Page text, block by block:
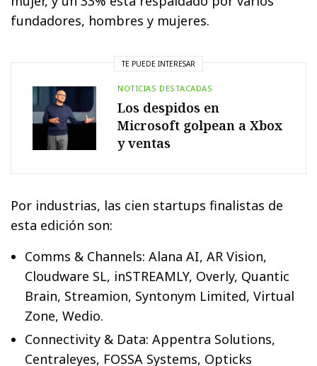
fundadores, hombres y mujeres.
TE PUEDE INTERESAR
NOTICIAS DESTACADAS
Los despidos en
Microsoft golpean a Xbox
y ventas
Por industrias, las cien startups finalistas de
esta edición son:
Comms & Channels: Alana AI, AR Vision,
Cloudware SL, inSTREAMLY, Overly, Quantic
Brain, Streamion, Syntonym Limited, Virtual
Zone, Wedio.
Connectivity & Data: Appentra Solutions,
Centraleyes, FOSSA Systems, Opticks